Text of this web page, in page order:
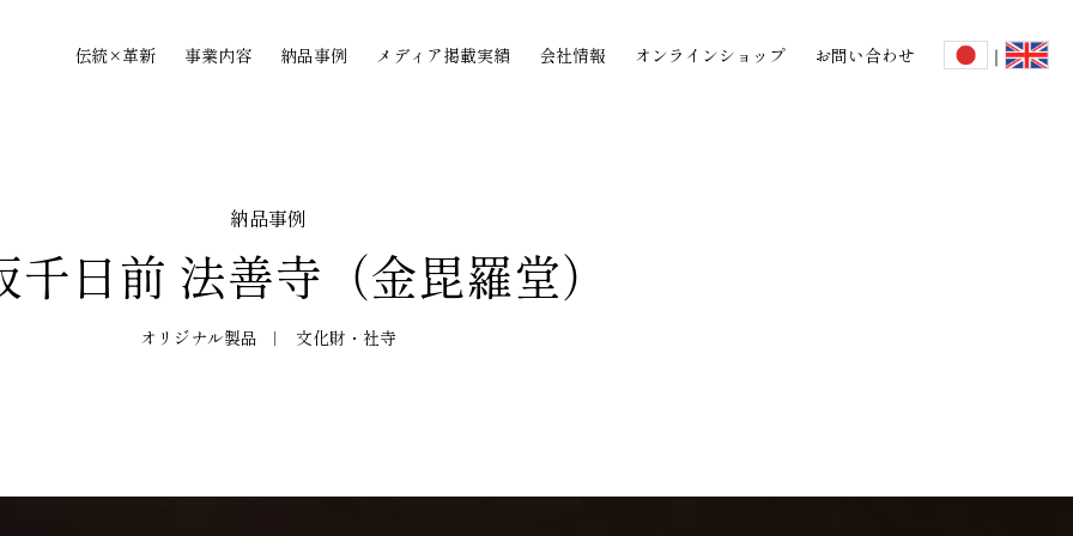
伝統×革新 事業内容 納品事例 メディア掲載実績 会社情報 オンラインショップ お問い合わせ ｜
納品事例
千日前 法善寺（金毘羅堂）
オリジナル製品 文化財・社寺